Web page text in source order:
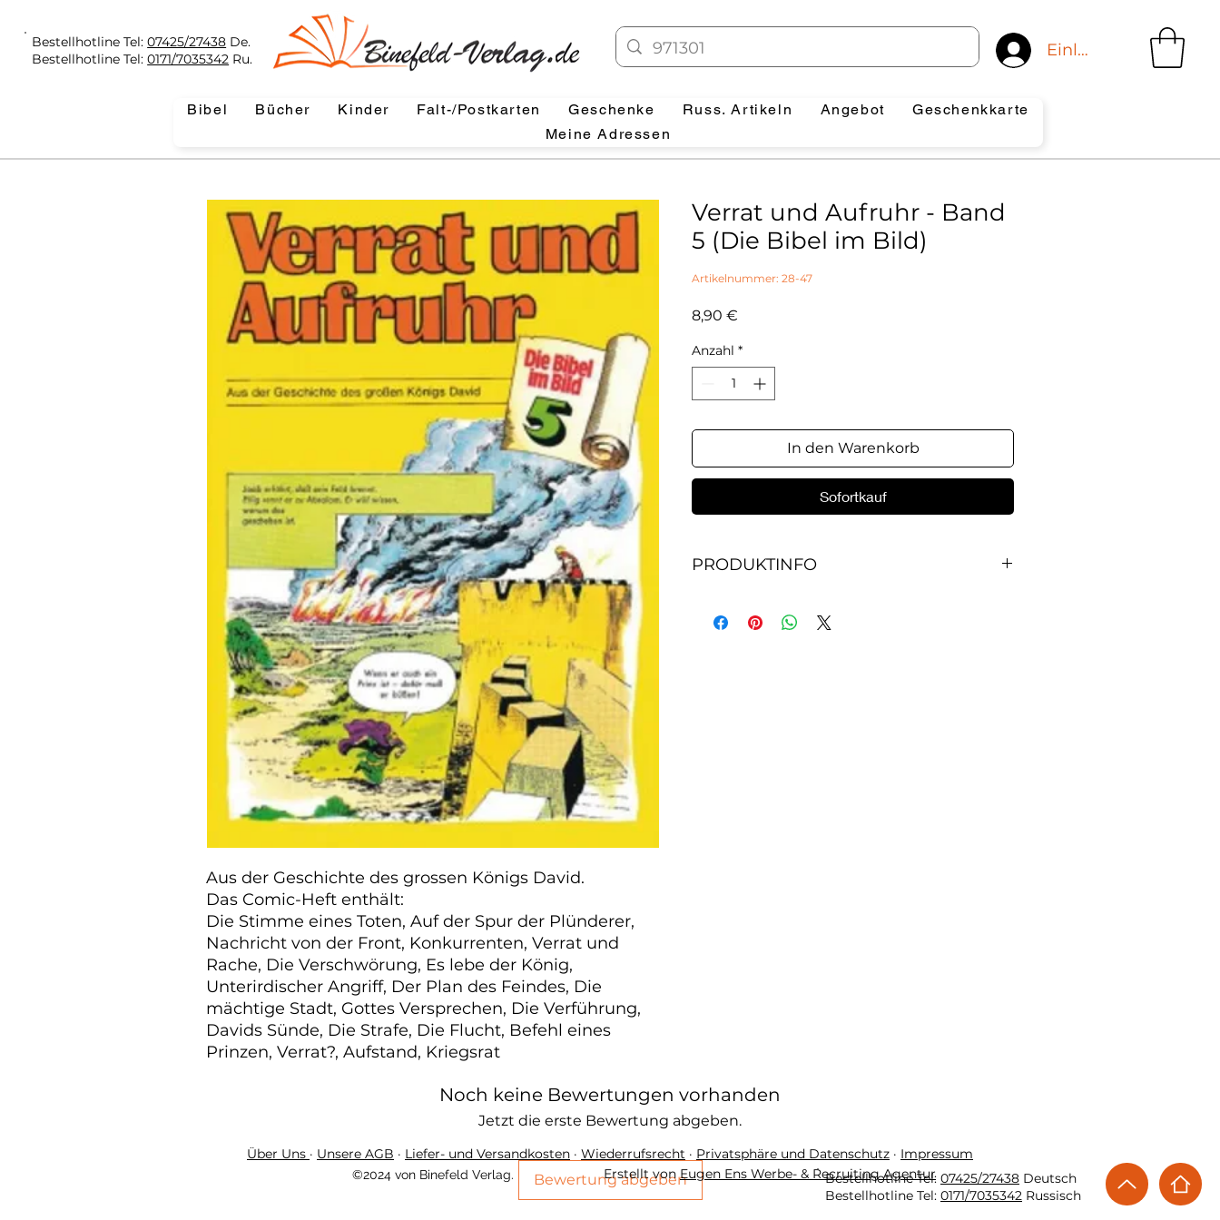
Bestellhotline Tel:07425/27438 De.
Bestellhotline Tel:0171/7035342 Ru. Einloggen
Bibel Bücher Kinder Falt-/Postkarten Geschenke Russ. Artikeln Angebot
Geschenkkarte
Meine Adressen
Aus der Geschichte des grossen Königs David.
Das Comic-Heft enthält:
Die Stimme eines Toten, Auf der Spur der Plünderer,
Nachricht von der Front, Konkurrenten, Verrat und
Rache, Die Verschwörung, Es lebe der König,
Unterirdischer Angriff, Der Plan des Feindes, Die
mächtige Stadt, Gottes Versprechen, Die Verführung,
Davids Sünde, Die Strafe, Die Flucht, Befehl eines
Prinzen, Verrat?, Aufstand, Kriegsrat
Verrat und Aufruhr - Band
5 (Die Bibel im Bild)
Artikelnummer: 28-47
8,90 €
Anzahl *
In den Warenkorb
Sofortkauf
PRODUKTINFO
Comic-Heft enthält: Die Stimme eines Toten, Auf
Noch keine Bewertungen vorhanden
Jetzt die erste Bewertung abgeben.
Bewertung abgeben Bestellhotline Tel: 07425/27438 Deutsch
Bestellhotline Tel: 0171/7035342 Russisch
Über Uns · Unsere AGB · Liefer- und Versandkosten · Wiederrufsrecht · Privatsphäre und Datenschutz · Impressum
©2024 von Binefeld Verlag. Erstellt vonEugen Ens Werbe- & Recruiting Agentur